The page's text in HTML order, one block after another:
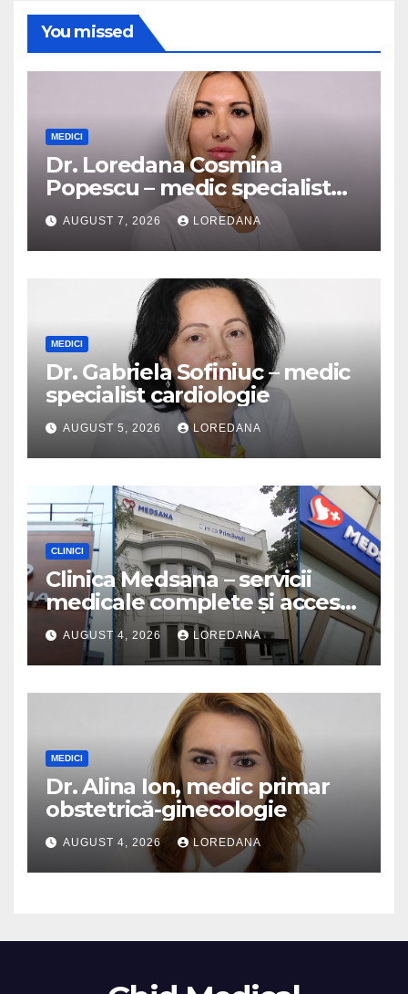
You missed
MEDICI
Dr. Loredana Cosmina
Popescu – medic specialist
dermatologie
AUGUST 7, 2026 LOREDANA
MEDICI
Dr. Gabriela Sofiniuc – medic
specialist cardiologie
AUGUST 5, 2026 LOREDANA
CLINICI
Clinica Medsana – servicii
medicale complete și acces
la specialiști cu experiență
AUGUST 4, 2026 LOREDANA
MEDICI
Dr. Alina Ion, medic primar
obstetrică-ginecologie
AUGUST 4, 2026 LOREDANA